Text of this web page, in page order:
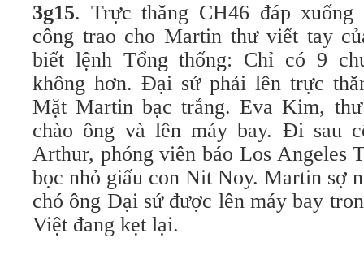
3g15. Trực thăng CH46 đáp
công trao cho Martin thư viết tay
biết lệnh Tổng thống: Chỉ có 9
không hơn. Đại sứ phải lên trực
Mặt Martin bạc trắng. Eva Kim,
chào ông và lên máy bay. Đi sau
Arthur, phóng viên báo Los Angeles
bọc nhỏ giấu con Nit Noy. Martin sợ
chó ông Đại sứ được lên máy bay
Việt đang kẹt lại.